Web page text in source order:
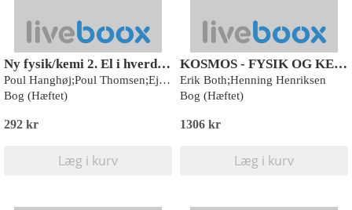
Ny fysik/kemi 2. El i hverdagen
Poul Hanghøj;Poul Thomsen;Ejvind Flensted-Jensen
Bog (Hæftet)
292 kr
Læg i kurv
KOSMOS - FYSIK OG KEMI
Erik Both;Henning Henriksen
Bog (Hæftet)
1306 kr
Læg i kurv